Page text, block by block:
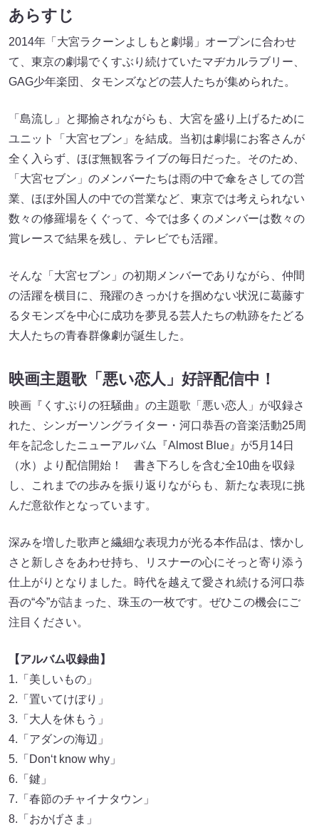
あらすじ
2014年「大宮ラクーンよしもと劇場」オープンに合わせ
て、東京の劇場でくすぶり続けていたマヂカルラブリー、
GAG少年楽団、タモンズなどの芸人たちが集められた。
「島流し」と揶揄されながらも、大宮を盛り上げるために
ユニット「大宮セブン」を結成。当初は劇場にお客さんが
全く入らず、ほぼ無観客ライブの毎日だった。そのため、
「大宮セブン」のメンバーたちは雨の中で傘をさしての営
業、ほぼ外国人の中での営業など、東京では考えられない
数々の修羅場をくぐって、今では多くのメンバーは数々の
賞レースで結果を残し、テレビでも活躍。
そんな「大宮セブン」の初期メンバーでありながら、仲間
の活躍を横目に、飛躍のきっかけを掴めない状況に葛藤す
るタモンズを中心に成功を夢見る芸人たちの軌跡をたどる
大人たちの青春群像劇が誕生した。
映画主題歌「悪い恋人」好評配信中！
映画『くすぶりの狂騒曲』の主題歌「悪い恋人」が収録さ
れた、シンガーソングライター・河口恭吾の音楽活動25周
年を記念したニューアルバム『Almost Blue』が5月14日
（水）より配信開始！ 書き下ろしを含む全10曲を収録
し、これまでの歩みを振り返りながらも、新たな表現に挑
んだ意欲作となっています。
深みを増した歌声と繊細な表現力が光る本作品は、懐かし
さと新しさをあわせ持ち、リスナーの心にそっと寄り添う
仕上がりとなりました。時代を越えて愛され続ける河口恭
吾の“今”が詰まった、珠玉の一枚です。ぜひこの機会にご
注目ください。
【アルバム収録曲】
1.「美しいもの」
2.「置いてけぼり」
3.「大人を休もう」
4.「アダンの海辺」
5.「Don‘t know why」
6.「鍵」
7.「春節のチャイナタウン」
8.「おかげさま」